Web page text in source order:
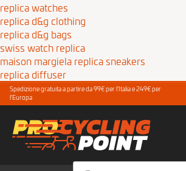
replica watches
replica d&g clothing
replica d&g bags
swiss watch replica
maison margiela replica sneakers
replica diffuser
Spedizione gratuita a partire da 99€ per l'Italia e 249€ per
l'Europa